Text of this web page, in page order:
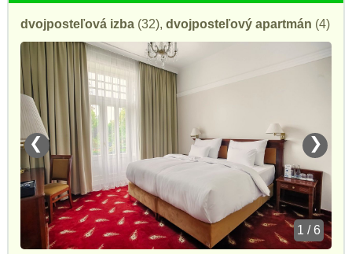
dvojposteľová izba (32), dvojposteľový apartmán (4)
❮ ❯
1 / 6